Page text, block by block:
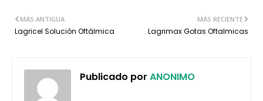
MÁS RECIENTE
Lagrimax Gotas Oftalmicas
MÁS ANTIGUA
Lagricel Solución Oftálmica
Publicado por ANONIMO